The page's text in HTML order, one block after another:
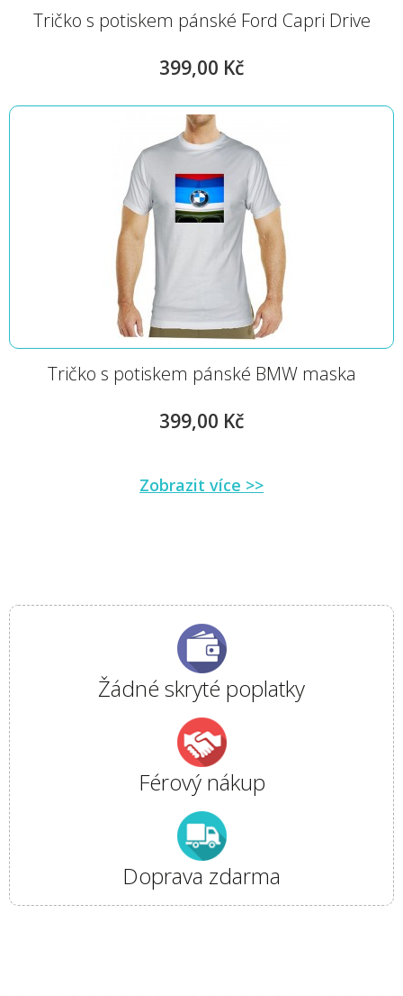
Tričko s potiskem pánské Ford Capri Drive
399,00 Kč
Tričko s potiskem pánské BMW maska
399,00 Kč
Zobrazit více >>
Žádné skryté poplatky
Férový nákup
Doprava zdarma